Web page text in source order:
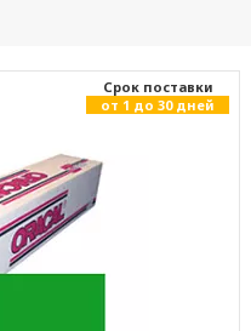
Cрок поставки
от 1 до 30 дней